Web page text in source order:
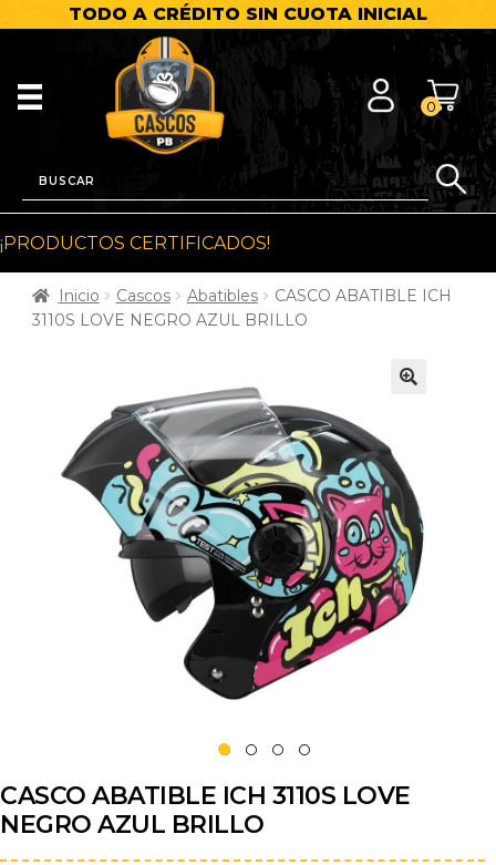
TODO A CRÉDITO SIN CUOTA INICIAL
0
¡PRODUCTOS CERTIFICADOS!
Inicio Cascos Abatibles
CASCO ABATIBLE ICH
3110S LOVE NEGRO AZUL BRILLO
CASCO ABATIBLE ICH 3110S LOVE
NEGRO AZUL BRILLO